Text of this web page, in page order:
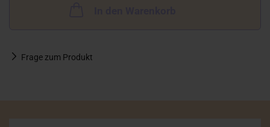
Frage zum Produkt